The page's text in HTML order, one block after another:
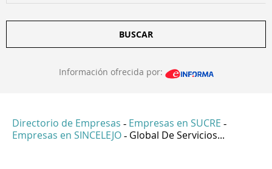
BUSCAR
Información ofrecida por:
Directorio de Empresas - Empresas en SUCRE -
Empresas en SINCELEJO - Global De Servicios...